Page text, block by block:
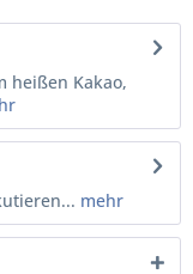
heißen Kakao,
mehr